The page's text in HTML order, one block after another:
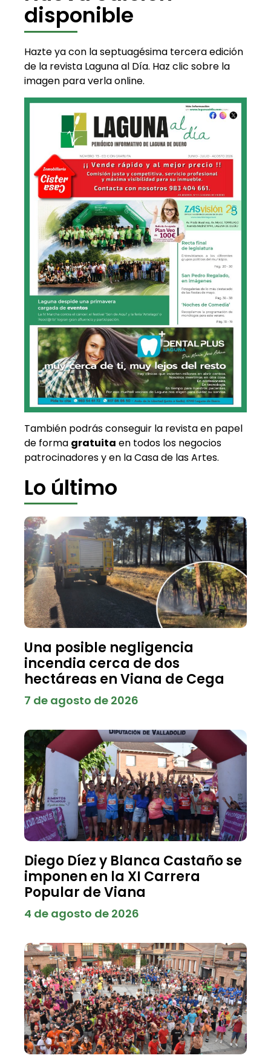
disponible
Hazte ya con la septuagésima tercera edición
de la revista Laguna al Día. Haz clic sobre la
imagen para verla online.
También podrás conseguir la revista en papel
de forma gratuita en todos los negocios
patrocinadores y en la Casa de las Artes.
Lo último
Una posible negligencia
incendia cerca de dos
hectáreas en Viana de Cega
7 de agosto de 2026
Diego Díez y Blanca Castaño se
imponen en la XI Carrera
Popular de Viana
4 de agosto de 2026